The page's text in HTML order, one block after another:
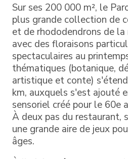
Sur ses 200 000 m², le
plus grande collection de
et de rhododendrons de la
avec des floraisons
spectaculaires au
thématiques (botanique,
artistique et conte)
km, auxquels s'est ajouté
sensoriel créé pour le 60e
À deux pas du restaurant,
une grande aire de jeux
âges.